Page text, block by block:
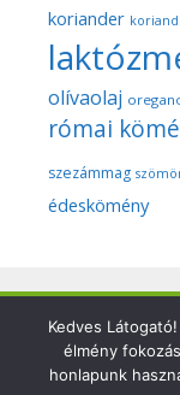
koriander
olívaolaj
római
szezámmag
édeskömény
Copyright © 2026
ezen a
tulajdonát
Kedves
élmény
honlapunk